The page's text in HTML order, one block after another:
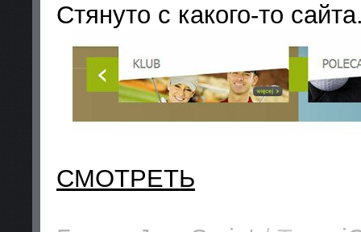
Стянуто с какого-то
СМОТРЕТЬ